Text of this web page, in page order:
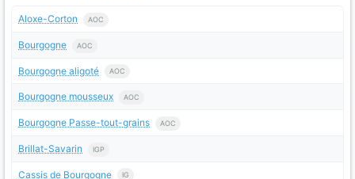
Aloxe-Corton AOC
Bourgogne AOC
Bourgogne aligoté AOC
Bourgogne mousseux AOC
Bourgogne Passe-tout-grains AOC
Brillat-Savarin IGP
Cassis de Bourgogne IG